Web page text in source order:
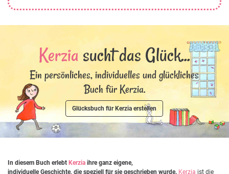
Kerzia sucht das Glück...
Ein persönliches, individuelles und glückliches
Buch für Kerzia.
Glücksbuch für Kerzia erstellen
In diesem Buch erlebt Kerzia ihre ganz eigene,
individuelle Geschichte, die speziell für sie geschrieben wurde. Kerzia ist die